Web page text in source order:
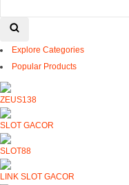
Explore Categories
Popular Products
ZEUS138
SLOT GACOR
SLOT88
LINK SLOT GACOR